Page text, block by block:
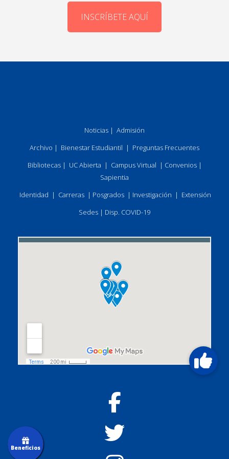
INSCRÍBETE AQUÍ
Noticias | Admisión
Archivo | Bienestar Estudiantil | Preguntas Frecuentes
Bibliotecas| UC Abierta | Campus Virtual | Convenios|
Sapientia
Identidad | Carreras | Posgrados | Investigación | Extensión
Sedes | Disp. COVID-19
Beneficios